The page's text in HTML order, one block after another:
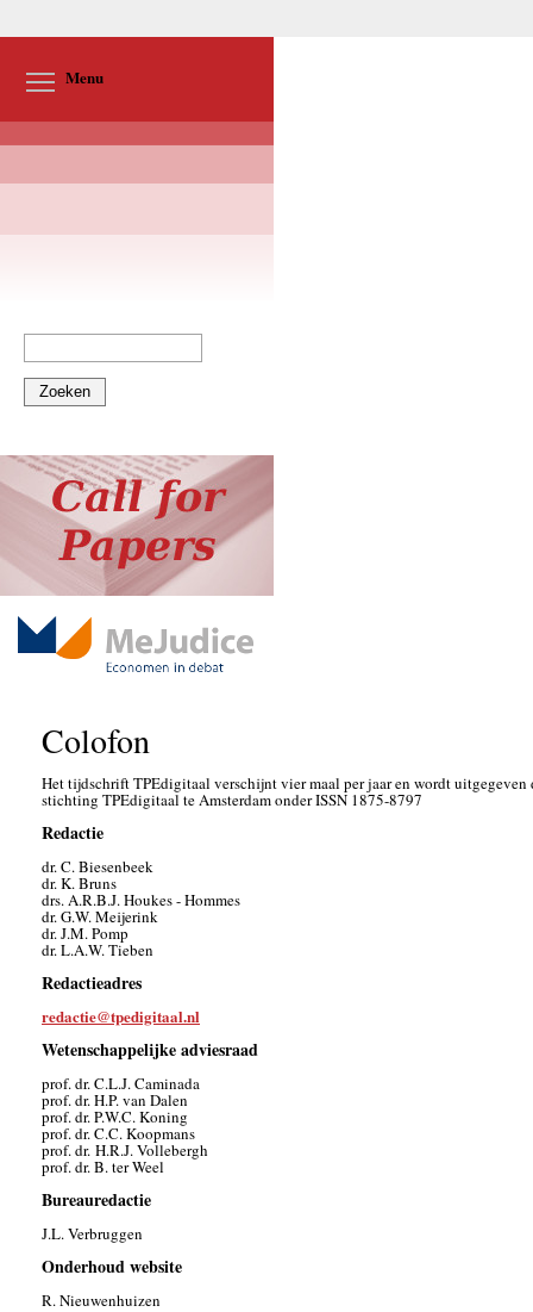
Menu
Zoeken
Colofon
Het tijdschrift TPEdigitaal verschijnt vier maal per jaar en wordt
stichting TPEdigitaal te Amsterdam onder ISSN 1875-8797
Redactie
dr. C. Biesenbeek
dr. K. Bruns
drs. A.R.B.J. Houkes - Hommes
dr. G.W. Meijerink
dr. J.M. Pomp
dr. L.A.W. Tieben
Redactieadres
redactie@tpedigitaal.nl
Wetenschappelijke adviesraad
prof. dr. C.L.J. Caminada
prof. dr. H.P. van Dalen
prof. dr. P.W.C. Koning
prof. dr. C.C. Koopmans
prof. dr. H.R.J. Vollebergh
prof. dr. B. ter Weel
Bureauredactie
J.L. Verbruggen
Onderhoud website
R. Nieuwenhuizen